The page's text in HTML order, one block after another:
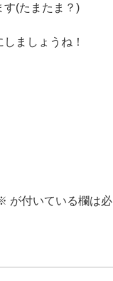
す(たまたま？)
ましょうね！
が付いている欄は必